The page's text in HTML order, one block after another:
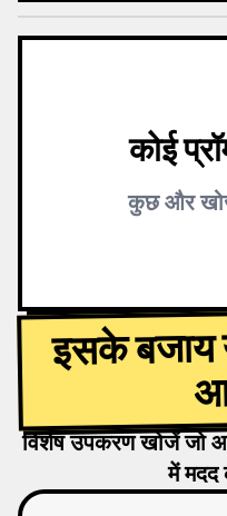
कोई
कुछ और
इसके
विशेष उपकरण खोजें जो
में